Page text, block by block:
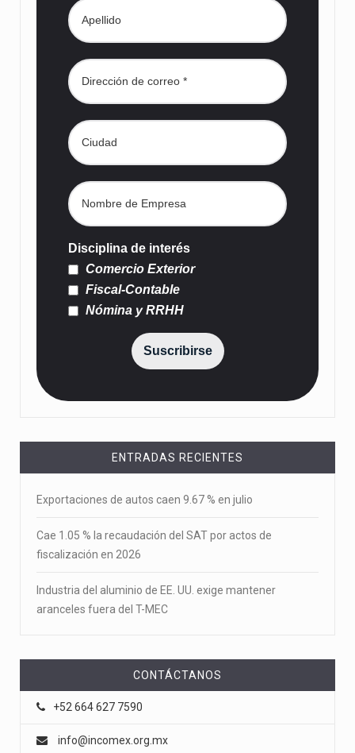
Disciplina de interés
Comercio Exterior
Fiscal-Contable
Nómina y RRHH
Suscribirse
ENTRADAS RECIENTES
Exportaciones de autos caen 9.67 % en julio
Cae 1.05 % la recaudación del SAT por actos de
fiscalización en 2026
Industria del aluminio de EE. UU. exige mantener
aranceles fuera del T-MEC
CONTÁCTANOS
+52 664 627 7590
info@incomex.org.mx